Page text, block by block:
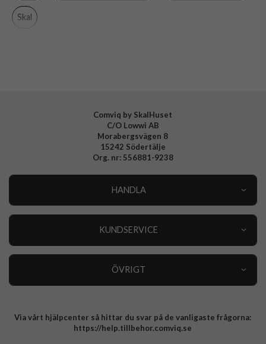
Varumärke
Skal
Comviq by SkalHuset
C/O Lowwi AB
Morabergsvägen 8
15242 Södertälje
Org. nr: 556881-9238
HANDLA
KUNDSERVICE
ÖVRIGT
Integritetspolicy
Via vårt hjälpcenter så hittar du svar på de vanligaste frågorna:
https://help.tillbehor.comviq.se